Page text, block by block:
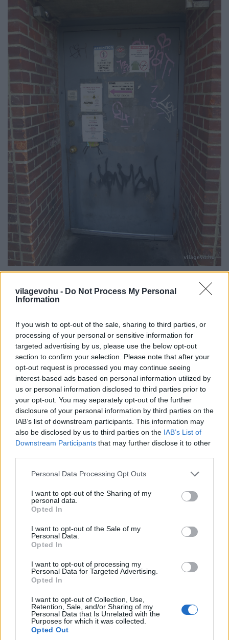
vilagevohu - Do Not Process My Personal
Information
If you wish to opt-out of the sale, sharing to third parties, or
processing of your personal or sensitive information for
targeted advertising by us, please use the below opt-out
section to confirm your selection. Please note that after your
opt-out request is processed you may continue seeing
interest-based ads based on personal information utilized by
us or personal information disclosed to third parties prior to
your opt-out. You may separately opt-out of the further
disclosure of your personal information by third parties on the
IAB’s list of downstream participants. This information may
also be disclosed by us to third parties on the IAB’s List of
Downstream Participants that may further disclose it to other
Please note that this website/app uses one or more Google
not limited to your visit or usage behaviour. You may click to
grant or deny consent to Google and its third-party tags to
use your data for below specified purposes in below Google
consent section.
Personal Data Processing Opt Outs
I want to opt-out of the Sharing of my
personal data.
Opted In
I want to opt-out of the Sale of my
Personal Data.
Opted In
I want to opt-out of processing my
Personal Data for Targeted Advertising.
Opted In
I want to opt-out of Collection, Use,
Retention, Sale, and/or Sharing of my
Personal Data that Is Unrelated with the
Purposes for which it was collected.
Opted Out